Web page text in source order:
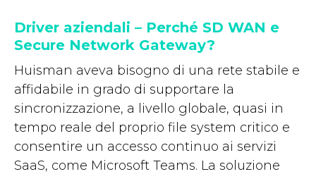
Driver aziendali – Perché SD WAN e
Secure Network Gateway?
Huisman aveva bisogno di una rete stabile e
affidabile in grado di supportare la
sincronizzazione, a livello globale, quasi in
tempo reale del proprio file system critico e
consentire un accesso continuo ai servizi
SaaS, come Microsoft Teams. La soluzione